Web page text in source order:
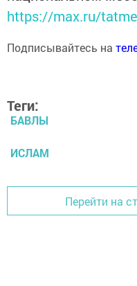
https://max.ru/
Подписывайтесь на
Теги:
БАВЛЫ
ИСЛАМ
Перейти на